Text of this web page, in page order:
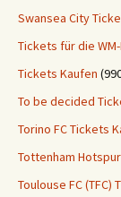
Swansea City
Tickets für die
Tickets Kaufen
To be decided
Torino FC Tickets
Tottenham
Toulouse FC (TFC)